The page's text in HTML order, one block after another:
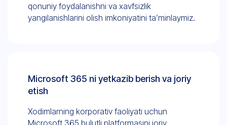
qonuniy foydalanishni va xavfsizlik
yangilanishlarini olish imkoniyatini ta’minlaymiz.
Microsoft 365 ni yetkazib berish va joriy
etish
Xodimlarning korporativ faoliyati uchun
Microsoft 365 bulutli platformasini joriy